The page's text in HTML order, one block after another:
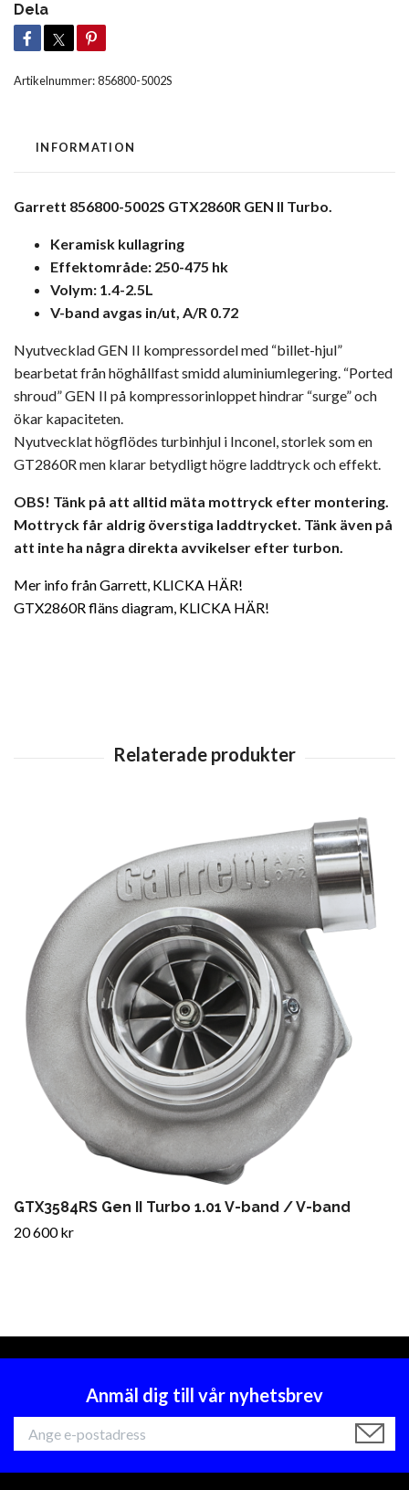
Dela
Artikelnummer:856800-5002S
INFORMATION
Garrett 856800-5002S GTX2860R GEN II Turbo.
Keramisk kullagring
Effektområde: 250-475 hk
Volym: 1.4-2.5L
V-band avgas in/ut, A/R 0.72
Nyutvecklad GEN II kompressordel med “billet-hjul”
bearbetat från höghållfast smidd aluminiumlegering. “Ported
shroud” GEN II på kompressorinloppet hindrar “surge” och
ökar kapaciteten.
Nyutvecklat högflödes turbinhjul i Inconel, storlek som en
GT2860R men klarar betydligt högre laddtryck och effekt.
OBS! Tänk på att alltid mäta mottryck efter montering.
Mottryck får aldrig överstiga laddtrycket. Tänk även på
att inte ha några direkta avvikelser efter turbon.
Mer info från Garrett, KLICKA HÄR!
GTX2860R fläns diagram, KLICKA HÄR!
GTX3584RS Gen II Turbo 1.01 V-band / V-band
20 600 kr
Anmäl dig till vår nyhetsbrev